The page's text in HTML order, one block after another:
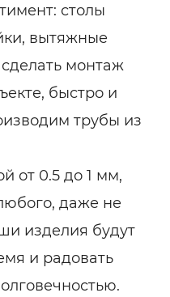
столы
вытяжные
монтаж
быстро и
трубы из
от 0.5 до 1 мм,
даже не
изделия будут
и радовать